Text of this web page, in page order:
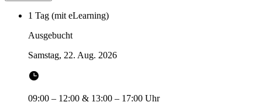
1 Tag (mit eLearning)
Ausgebucht
Samstag, 22. Aug. 2026
09:00 – 12:00 & 13:00 – 17:00 Uhr